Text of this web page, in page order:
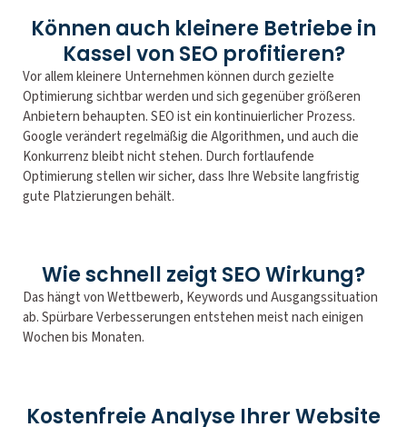
Können auch kleinere Betriebe in
Kassel von SEO profitieren?
Vor allem kleinere Unternehmen können durch gezielte
Optimierung sichtbar werden und sich gegenüber größeren
Anbietern behaupten. SEO ist ein kontinuierlicher Prozess.
Google verändert regelmäßig die Algorithmen, und auch die
Konkurrenz bleibt nicht stehen. Durch fortlaufende
Optimierung stellen wir sicher, dass Ihre Website langfristig
gute Platzierungen behält.
Wie schnell zeigt SEO Wirkung?
Das hängt von Wettbewerb, Keywords und Ausgangssituation
ab. Spürbare Verbesserungen entstehen meist nach einigen
Wochen bis Monaten.
Kostenfreie Analyse Ihrer Website